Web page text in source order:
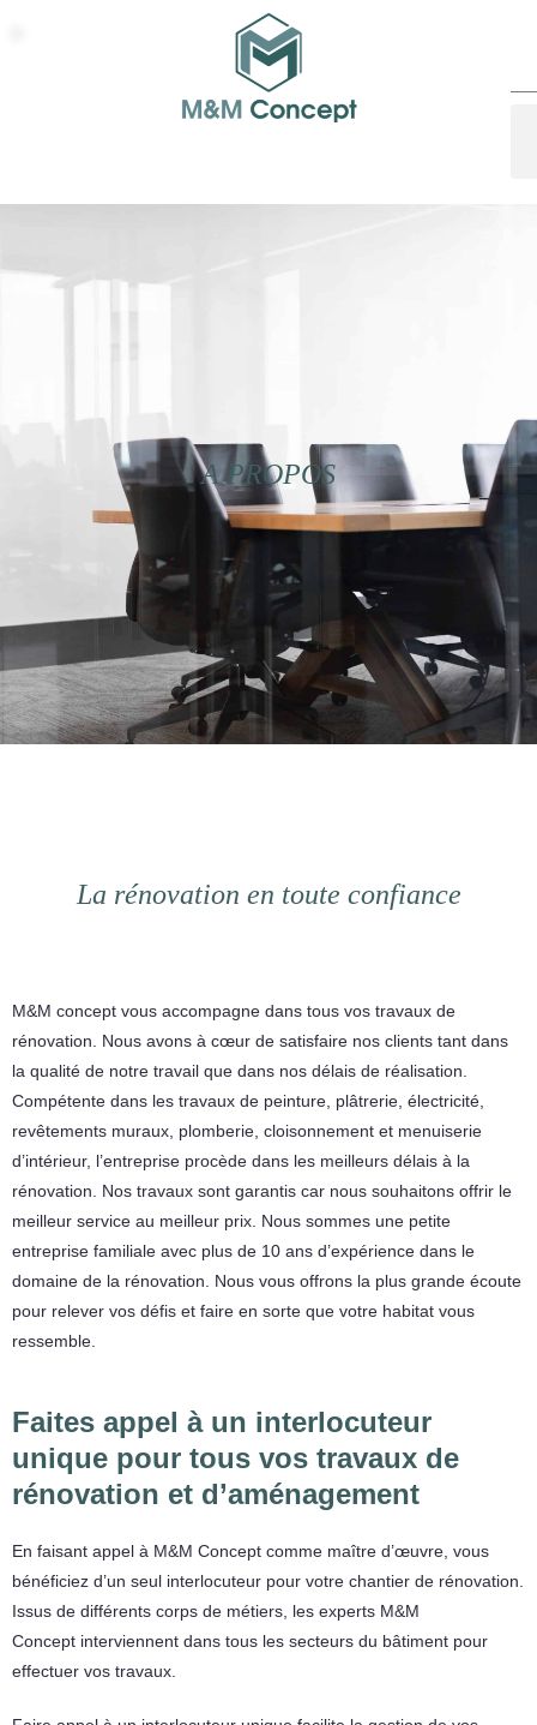
A PROPOS
La rénovation en toute confiance
M&M concept vous accompagne dans tous vos travaux de
rénovation. Nous avons à cœur de satisfaire nos clients tant dans
la qualité de notre travail que dans nos délais de réalisation.
Compétente dans les travaux de peinture, plâtrerie, électricité,
revêtements muraux, plomberie, cloisonnement et menuiserie
d’intérieur, l’entreprise procède dans les meilleurs délais à la
rénovation. Nos travaux sont garantis car nous souhaitons offrir le
meilleur service au meilleur prix. Nous sommes une petite
entreprise familiale avec plus de 10 ans d’expérience dans le
domaine de la rénovation. Nous vous offrons la plus grande écoute
pour relever vos défis et faire en sorte que votre habitat vous
ressemble.
Faites appel à un interlocuteur
unique pour tous vos travaux de
rénovation et d’aménagement
En faisant appel à M&M Concept comme maître d’œuvre, vous
bénéficiez d’un seul interlocuteur pour votre chantier de rénovation.
Issus de différents corps de métiers, les experts M&M
Concept interviennent dans tous les secteurs du bâtiment pour
effectuer vos travaux.